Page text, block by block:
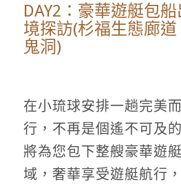
DAY2：豪華遊艇包
境探訪(杉福生態廊
鬼洞)
在小琉球安排一趟完美
行，不再是個遙不可及
將為您包下整艘豪華遊
域，奢華享受遊艇航行